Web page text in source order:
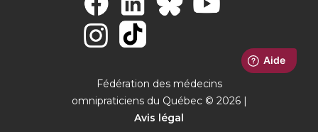
Fédération des médecins
omnipraticiens du Québec © 2026 |
Avis légal